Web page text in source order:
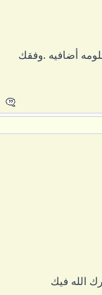
أضافيه .وفقك
الله فيك